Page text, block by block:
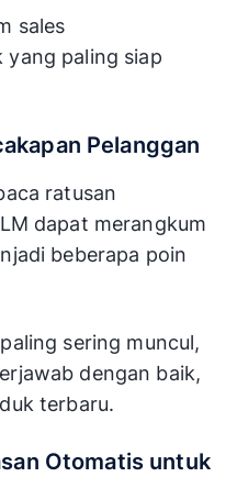
sales
yang paling siap
Pelanggan
ratusan
dapat merangkum
beberapa poin
sering muncul,
dengan baik,
terbaru.
Otomatis untuk